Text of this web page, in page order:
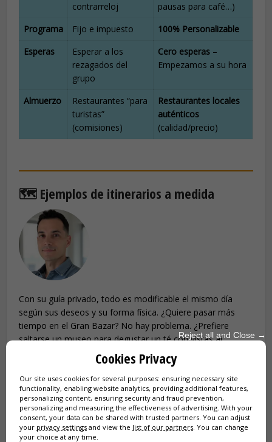
contrarreloj
pausas para café…)
Programa
Fijo e impuesto
100% Personalizable
Esperas
Esperar a los
rezagados del
grupo
Cero esperas –
Empezamos a su hora
Almuerzo
Restaurantes “para
turistas”
(comisiones)
Restaurantes locales
auténticos
(calidad/precio)
🗺️ Ejemplos de itinerarios a medida
Con su guía privado, todo es modificable el mismo día
según sus deseos y su forma física. ¿Quiere pasar más
tiempo en el Gran Bazar? No hay problema. ¿Prefiere
saltarse un museo para degustar un té con vistas al
Bósforo? ¡Usted decide!
Reject all and Close →
Cookies Privacy
Our site uses cookies for several purposes: ensuring necessary site
functionality, enabling website analytics, providing additional features,
personalizing content, ensuring security and fraud prevention,
personalizing and measuring the effectiveness of advertising. With your
consent, your data can be shared with trusted partners. You can adjust
your privacy settings and view the list of our partners . You can change
your choice at any time.